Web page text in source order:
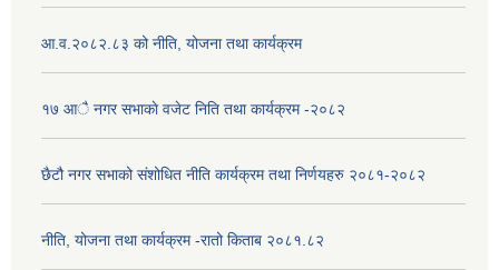
आ.व.२०८२.८३ को नीति, योजना तथा कार्यक्रम
१७ आै नगर सभाकाे वजेट निति तथा कार्यक्रम -२०८२
छैटौ नगर सभाको संशोधित नीति कार्यक्रम तथा निर्णयहरु २०८१-२०८२
नीति, योजना तथा कार्यक्रम -रातो किताब २०८१.८२